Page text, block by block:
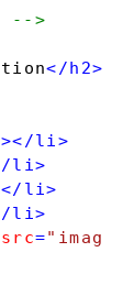
-->
</h2>
></li>
li>
</ li>
li>
src=